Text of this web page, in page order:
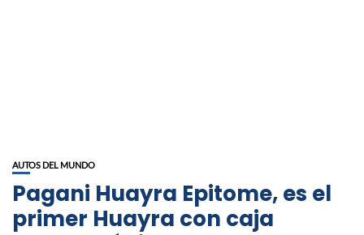
AUTOS DEL MUNDO
Pagani Huayra Epitome, es el
primer Huayra con caja